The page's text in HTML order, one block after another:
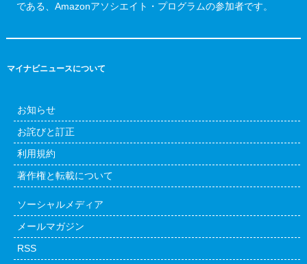
である、Amazonアソシエイト・プログラムの参加者です。
マイナビニュースについて
お知らせ
お詫びと訂正
利用規約
著作権と転載について
ソーシャルメディア
メールマガジン
RSS